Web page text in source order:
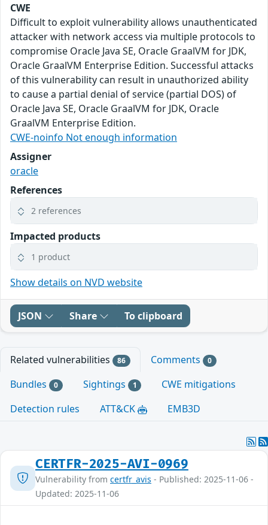
CWE
Difficult to exploit vulnerability allows unauthenticated
attacker with network access via multiple protocols to
compromise Oracle Java SE, Oracle GraalVM for JDK,
Oracle GraalVM Enterprise Edition. Successful attacks
of this vulnerability can result in unauthorized ability
to cause a partial denial of service (partial DOS) of
Oracle Java SE, Oracle GraalVM for JDK, Oracle
GraalVM Enterprise Edition.
CWE-noinfo Not enough information
Assigner
oracle
References
2 references
Impacted products
1 product
Show details on NVD website
JSON Share To clipboard
Related vulnerabilities 86 Comments 0
Bundles 0 Sightings 1
CWE mitigations
Detection rules
ATT&CK EMB3D
CERTFR-2025-AVI-0969
Vulnerability from certfr_avis - Published: 2025-11-06 -
Updated: 2025-11-06